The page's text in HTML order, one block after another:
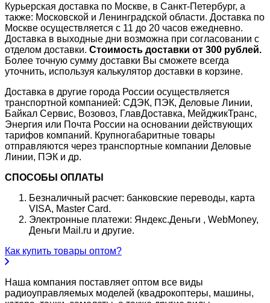
Курьерская доставка по Москве, в Санкт-Петербург, а
также: Московской и Ленинградской области. Доставка по
Москве осуществляется с 11 до 20 часов ежедневно.
Доставка в выходные дни возможна при согласовании с
отделом доставки. Стоимость доставки от 300 рублей.
Более точную сумму доставки Вы сможете всегда
уточнить, используя калькулятор доставки в корзине.
Доставка в другие города России осуществляется
транспортной компанией: СДЭК, ПЭК, Деловые Линии,
Байкал Сервис, Возовоз, ГлавДоставка, МейджикТранс,
Энергия или Почта России на основании действующих
тарифов компаний. Крупногабаритные товары
отправляются через транспортные компании Деловые
Линии, ПЭК и др.
СПОСОБЫ ОПЛАТЫ
Безналичный расчет: банковские переводы, карта
VISA, Master Card.
Электронные платежи: Яндекс.Деньги , WebMoney,
Деньги Mail.ru и другие.
Как купить товары оптом?
Наша компания поставляет оптом все виды
радиоуправляемых моделей (квадрокоптеры, машины,